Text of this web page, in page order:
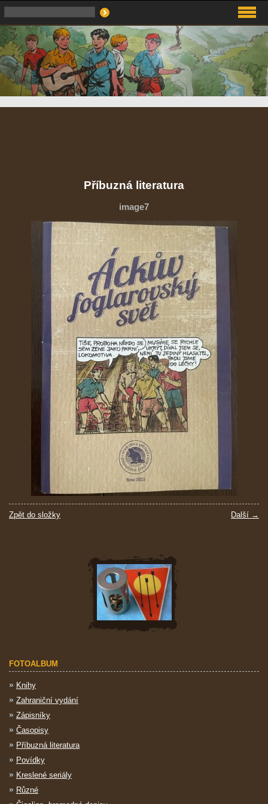
Příbuzná literatura
image7
Další →
Zpět do složky
FOTOALBUM
Knihy
Zahraniční vydání
Zápisníky
Časopisy
Příbuzná literatura
Povídky
Kreslené seriály
Různé